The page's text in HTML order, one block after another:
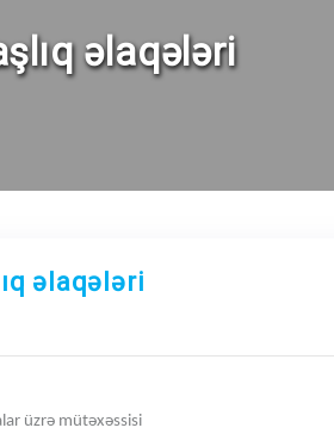
əlaqələri
əlaqələri
üzrə mütəxəssisi